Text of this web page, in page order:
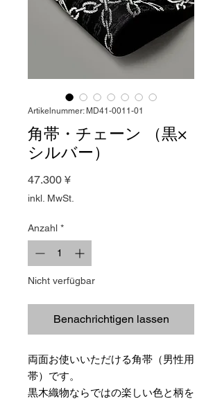
Artikelnummer: MD41-0011-01
角帯・チェーン （黒×
シルバー）
47.300 ¥Preis
inkl. MwSt.
Anzahl *
Nicht verfügbar
Benachrichtigen lassen
両面お使いいただける角帯（男性用
帯）です。
黒木織物ならではの楽しい色と柄を